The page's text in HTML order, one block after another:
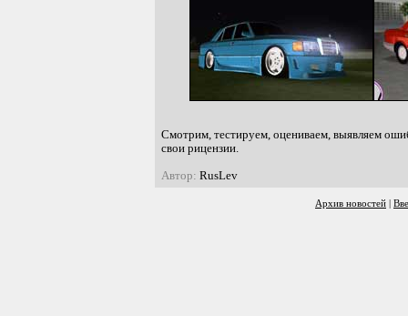
Смотрим, тестируем, оцениваем, выявляем
свои рицензии.
Автор: RusLev
Архив новостей